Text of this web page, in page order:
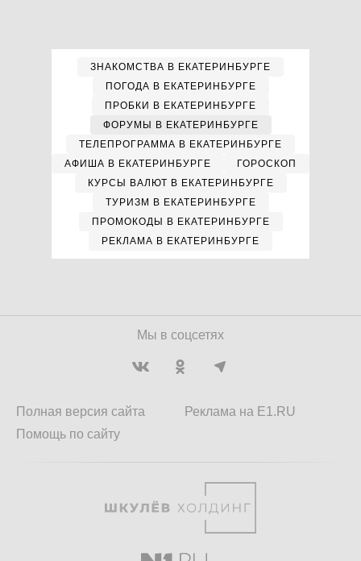
ЗНАКОМСТВА В ЕКАТЕРИНБУРГЕ
ПОГОДА В ЕКАТЕРИНБУРГЕ
ПРОБКИ В ЕКАТЕРИНБУРГЕ
ФОРУМЫ В ЕКАТЕРИНБУРГЕ
ТЕЛЕПРОГРАММА В ЕКАТЕРИНБУРГЕ
АФИША В ЕКАТЕРИНБУРГЕ
ГОРОСКОП
КУРСЫ ВАЛЮТ В ЕКАТЕРИНБУРГЕ
ТУРИЗМ В ЕКАТЕРИНБУРГЕ
ПРОМОКОДЫ В ЕКАТЕРИНБУРГЕ
РЕКЛАМА В ЕКАТЕРИНБУРГЕ
Мы в соцсетях
Полная версия сайта
Помощь по сайту
Реклама на E1.RU